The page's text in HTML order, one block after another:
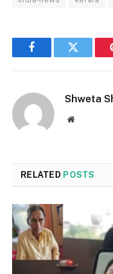
FacebookTwitter
Shweta
Website
RELATED POSTS